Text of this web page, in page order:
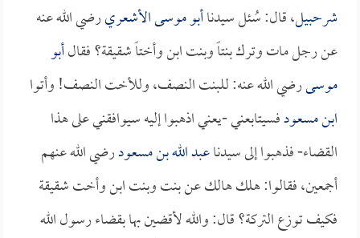
شرحبيل، قال: سُئل سيدناأبو موسى الأشعريرضي الله عنه
عن رجل مات وترك بنتاً وبنت ابن وأختاً شقيقة؟ فقالأبو
موسىرضي الله عنه: للبنت النصف، وللأخت النصف! وأتوا
ابن مسعودفسيتابعني -يعني اذهبوا إليه سيوافقني على هذا
القضاء- فذهبوا إلى سيدناعبد الله بن مسعودرضي الله عنهم
أجمعين، فقالوا: هلك هالك عن بنت وبنت ابن وأخت شقيقة
فكيف توزع التركة؟ قال: والله لأقضين بها بقضاء رسول الله